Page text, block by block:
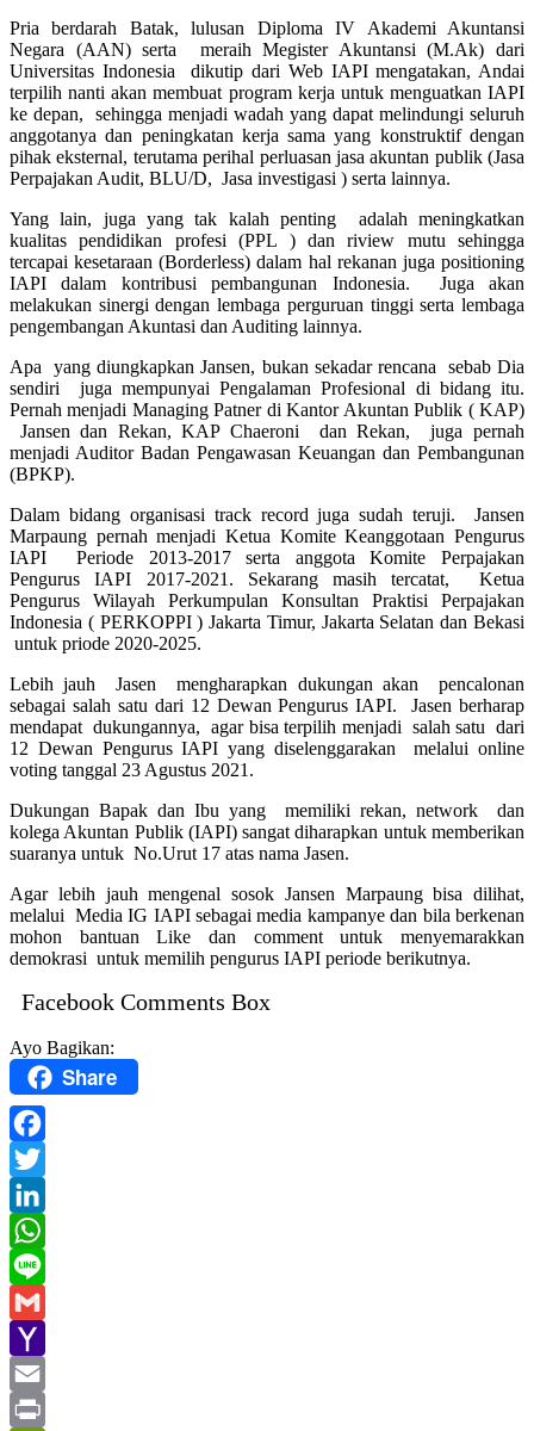
Pria berdarah Batak, lulusan Diploma IV Akademi Akuntansi
Negara (AAN) serta meraih Megister Akuntansi (M.Ak) dari
Universitas Indonesia dikutip dari Web IAPI mengatakan, Andai
terpilih nanti akan membuat program kerja untuk menguatkan IAPI
ke depan, sehingga menjadi wadah yang dapat melindungi seluruh
anggotanya dan peningkatan kerja sama yang konstruktif dengan
pihak eksternal, terutama perihal perluasan jasa akuntan publik (Jasa
Perpajakan Audit, BLU/D, Jasa investigasi ) serta lainnya.
Yang lain, juga yang tak kalah penting adalah meningkatkan
kualitas pendidikan profesi (PPL ) dan riview mutu sehingga
tercapai kesetaraan (Borderless) dalam hal rekanan juga positioning
IAPI dalam kontribusi pembangunan Indonesia. Juga akan
melakukan sinergi dengan lembaga perguruan tinggi serta lembaga
pengembangan Akuntasi dan Auditing lainnya.
Apa yang diungkapkan Jansen, bukan sekadar rencana sebab Dia
sendiri juga mempunyai Pengalaman Profesional di bidang itu.
Pernah menjadi Managing Patner di Kantor Akuntan Publik ( KAP)
Jansen dan Rekan, KAP Chaeroni dan Rekan, juga pernah
menjadi Auditor Badan Pengawasan Keuangan dan Pembangunan
(BPKP).
Dalam bidang organisasi track record juga sudah teruji. Jansen
Marpaung pernah menjadi Ketua Komite Keanggotaan Pengurus
IAPI Periode 2013-2017 serta anggota Komite Perpajakan
Pengurus IAPI 2017-2021. Sekarang masih tercatat, Ketua
Pengurus Wilayah Perkumpulan Konsultan Praktisi Perpajakan
Indonesia ( PERKOPPI ) Jakarta Timur, Jakarta Selatan dan Bekasi
untuk priode 2020-2025.
Lebih jauh Jasen mengharapkan dukungan akan pencalonan
sebagai salah satu dari 12 Dewan Pengurus IAPI. Jasen berharap
mendapat dukungannya, agar bisa terpilih menjadi salah satu dari
12 Dewan Pengurus IAPI yang diselenggarakan melalui online
voting tanggal 23 Agustus 2021.
Dukungan Bapak dan Ibu yang memiliki rekan, network dan
kolega Akuntan Publik (IAPI) sangat diharapkan untuk memberikan
suaranya untuk No.Urut 17 atas nama Jasen.
Agar lebih jauh mengenal sosok Jansen Marpaung bisa dilihat,
melalui Media IG IAPI sebagai media kampanye dan bila berkenan
mohon bantuan Like dan comment untuk menyemarakkan
demokrasi untuk memilih pengurus IAPI periode berikutnya.
Facebook Comments Box
Ayo Bagikan:
Share
Facebook
Twitter
LinkedIn
WhatsApp
Line
Gmail
Yahoo
Mail
Email